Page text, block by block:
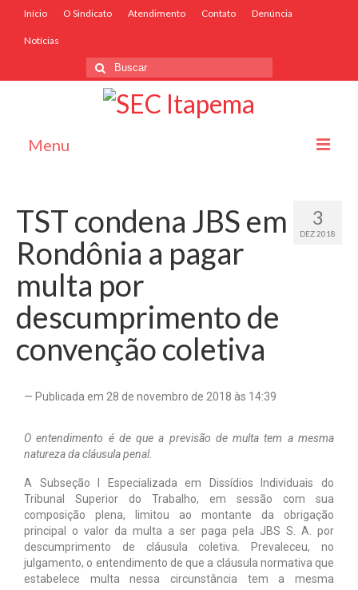
Início O Sindicato Atendimento Contato Denúncia
Notícias
Menu
O Sindicato
Associe-se
Convênios
Convenções Coletivas
Atendimento
Denúncia
Contato
3
DEZ 2018
TST condena JBS em
Rondônia a pagar
multa por
descumprimento de
convenção coletiva
— Publicada em 28 de novembro de 2018 às 14:39
O entendimento é de que a previsão de multa tem a mesma
natureza da cláusula penal.
A Subseção I Especializada em Dissídios Individuais do
Tribunal Superior do Trabalho, em sessão com sua
composição plena, limitou ao montante da obrigação
principal o valor da multa a ser paga pela JBS S. A. por
descumprimento de cláusula coletiva. Prevaleceu, no
julgamento, o entendimento de que a cláusula normativa que
estabelece multa nessa circunstância tem a mesma